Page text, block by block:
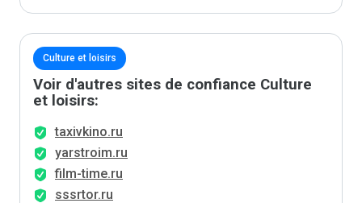
Culture et loisirs
Voir d'autres sites de confiance Culture
et loisirs:
taxivkino.ru
yarstroim.ru
film-time.ru
sssrtor.ru